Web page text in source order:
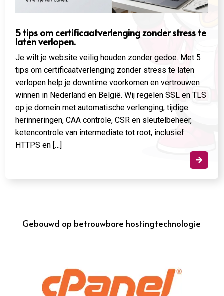
5 tips om certificaatverlenging zonder stress te
laten verlopen.
Je wilt je website veilig houden zonder gedoe. Met 5
tips om certificaatverlenging zonder stress te laten
verlopen help je downtime voorkomen en vertrouwen
winnen in Nederland en België. Wij regelen SSL en TLS
op je domein met automatische verlenging, tijdige
herinneringen, CAA controle, CSR en sleutelbeheer,
ketencontrole van intermediate tot root, inclusief
HTTPS en […]

Gebouwd op betrouwbare hostingtechnologie